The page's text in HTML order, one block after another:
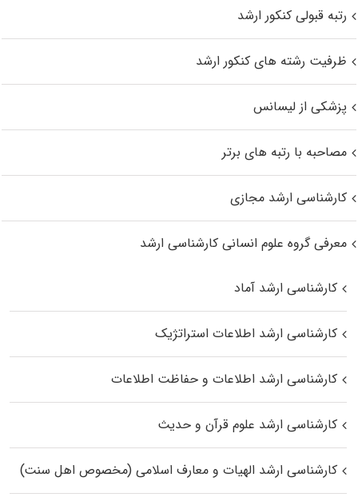
رتبه قبولی کنکور ارشد
ظرفیت رشته های کنکور ارشد
پزشکی از لیسانس
مصاحبه با رتبه های برتر
کارشناسی ارشد مجازی
معرفی گروه علوم انسانی کارشناسی ارشد
کارشناسی ارشد آماد
کارشناسی ارشد اطلاعات استراتژیک
کارشناسی ارشد اطلاعات و حفاظت اطلاعات
کارشناسی ارشد علوم قرآن و حدیث
کارشناسی ارشد الهیات و معارف اسلامی (مخصوص اهل سنت)